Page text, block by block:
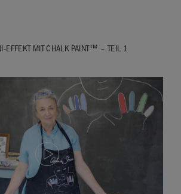
EFFEKT MIT CHALK PAINT™ – TEIL 1